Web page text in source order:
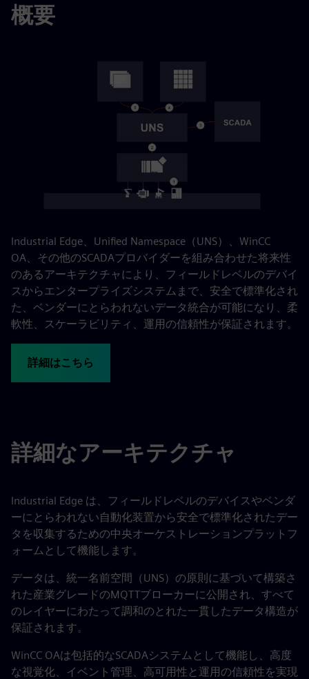
概要
Industrial Edge、Unified Namespace（UNS）、WinCC
OA、その他のSCADAプロバイダーを組み合わせた将来性
のあるアーキテクチャにより、フィールドレベルのデバイ
スからエンタープライズシステムまで、安全で標準化され
た、ベンダーにとらわれないデータ統合が可能になり、柔
軟性、スケーラビリティ、運用の信頼性が保証されます。
詳細はこちら
詳細なアーキテクチャ
Industrial Edge は、フィールドレベルのデバイスやベンダ
ーにとらわれない自動化装置から安全で標準化されたデー
タを収集するための中央オーケストレーションプラットフ
ォームとして機能します。
データは、統一名前空間（UNS）の原則に基づいて構築さ
れた産業グレードのMQTTブローカーに公開され、すべて
のレイヤーにわたって調和のとれた一貫したデータ構造が
保証されます。
WinCC OAは包括的なSCADAシステムとして機能し、高度
な視覚化、イベント管理、高可用性と運用の信頼性を実現